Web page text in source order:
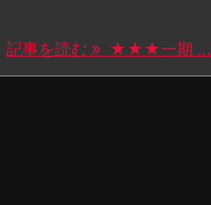
記事を読む ★★★一期 ...